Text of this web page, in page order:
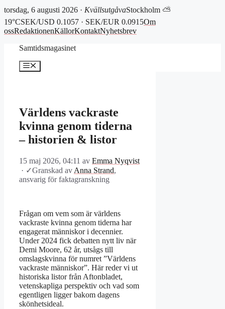
torsdag, 6 augusti 2026 · KvällsutgåvaStockholm ⛅
19°CSEK/USD 0.1057 · SEK/EUR 0.0915Om
ossRedaktionenKällorKontaktNyhetsbrev
Samtidsmagasinet
Meny
Världens vackraste
kvinna genom tiderna
– historien & listor
15 maj 2026, 04:11 av Emma Nyqvist
· ✓Granskad av Anna Strand,
ansvarig för faktagranskning
Frågan om vem som är världens
vackraste kvinna genom tiderna har
engagerat människor i decennier.
Under 2024 fick debatten nytt liv när
Demi Moore, 62 år, utsågs till
omslagskvinna för numret ”Världens
vackraste människor”. Här reder vi ut
historiska listor från Aftonbladet,
vetenskapliga perspektiv och vad som
egentligen ligger bakom dagens
skönhetsideal.